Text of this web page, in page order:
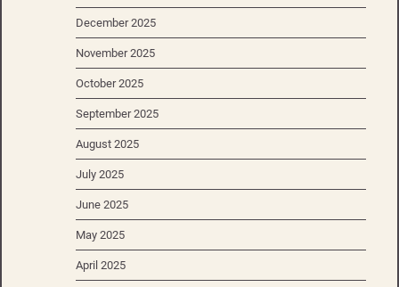
December 2025
November 2025
October 2025
September 2025
August 2025
July 2025
June 2025
May 2025
April 2025